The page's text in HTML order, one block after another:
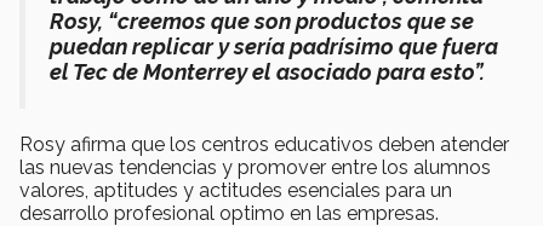
Rosy, “creemos que son productos que se
puedan replicar y sería padrísimo que fuera
el Tec de Monterrey el asociado para esto”.
Rosy afirma que los centros educativos deben atender
las nuevas tendencias y promover entre los alumnos
valores, aptitudes y actitudes esenciales para un
desarrollo profesional optimo en las empresas.